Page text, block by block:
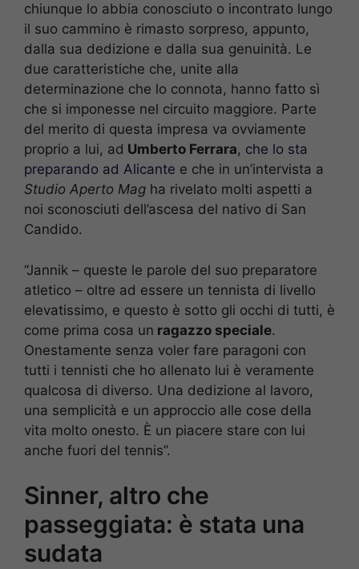
chiunque lo abbia conosciuto o incontrato lungo
il suo cammino è rimasto sorpreso, appunto,
dalla sua dedizione e dalla sua genuinità. Le
due caratteristiche che, unite alla
determinazione che lo connota, hanno fatto sì
che si imponesse nel circuito maggiore. Parte
del merito di questa impresa va ovviamente
proprio a lui, ad Umberto Ferrara, che lo sta
preparando ad Alicante e che in un’intervista a
Studio Aperto Mag ha rivelato molti aspetti a
noi sconosciuti dell’ascesa del nativo di San
Candido.
“Jannik – queste le parole del suo preparatore
atletico – oltre ad essere un tennista di livello
elevatissimo, e questo è sotto gli occhi di tutti, è
come prima cosa un ragazzo speciale.
Onestamente senza voler fare paragoni con
tutti i tennisti che ho allenato lui è veramente
qualcosa di diverso. Una dedizione al lavoro,
una semplicità e un approccio alle cose della
vita molto onesto. È un piacere stare con lui
anche fuori del tennis”.
Sinner, altro che
passeggiata: è stata una
sudata